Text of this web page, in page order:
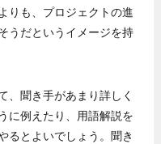
りも、プロジェクトの進
うだというイメージを持
、聞き手があまり詳しく
に例えたり、用語解説を
るとよいでしょう。聞き